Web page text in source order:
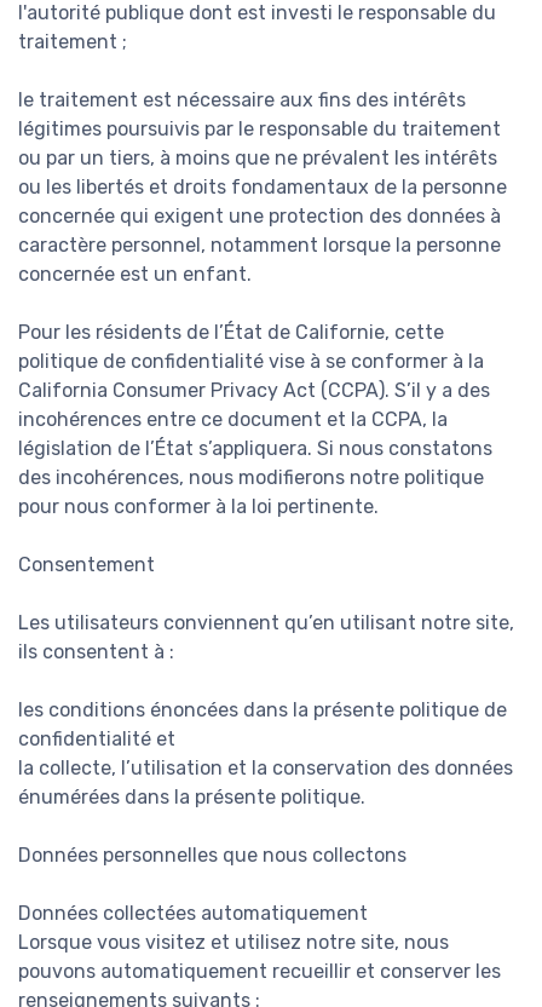
l'autorité publique dont est investi le responsable du
traitement ;
le traitement est nécessaire aux fins des intérêts
légitimes poursuivis par le responsable du traitement
ou par un tiers, à moins que ne prévalent les intérêts
ou les libertés et droits fondamentaux de la personne
concernée qui exigent une protection des données à
caractère personnel, notamment lorsque la personne
concernée est un enfant.
Pour les résidents de l’État de Californie, cette
politique de confidentialité vise à se conformer à la
California Consumer Privacy Act (CCPA). S’il y a des
incohérences entre ce document et la CCPA, la
législation de l’État s’appliquera. Si nous constatons
des incohérences, nous modifierons notre politique
pour nous conformer à la loi pertinente.
Consentement
Les utilisateurs conviennent qu’en utilisant notre site,
ils consentent à :
les conditions énoncées dans la présente politique de
confidentialité et
la collecte, l’utilisation et la conservation des données
énumérées dans la présente politique.
Données personnelles que nous collectons
Données collectées automatiquement
Lorsque vous visitez et utilisez notre site, nous
pouvons automatiquement recueillir et conserver les
renseignements suivants :